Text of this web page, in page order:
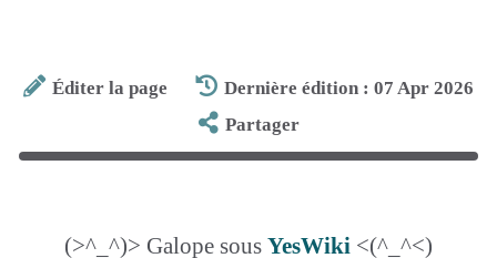
Éditer la page
Dernière édition : 07 Apr 2026
Partager
(>^_^)> Galope sous YesWiki <(^_^<)